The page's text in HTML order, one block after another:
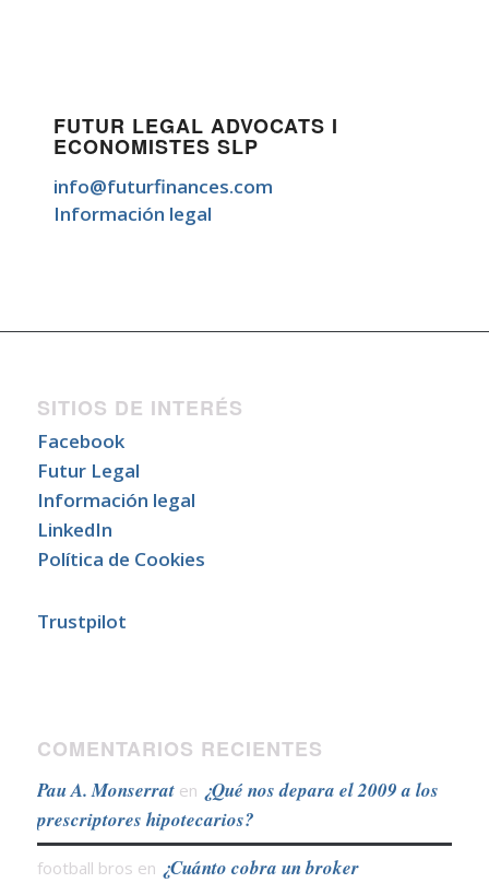
FUTUR LEGAL ADVOCATS I
ECONOMISTES SLP
info@futurfinances.com
Información legal
SITIOS DE INTERÉS
Facebook
Futur Legal
Información legal
LinkedIn
Política de Cookies
Trustpilot
COMENTARIOS RECIENTES
Pau A. Monserraten ¿Qué nos depara el 2009 a los
prescriptores hipotecarios?
football bros en ¿Cuánto cobra un broker